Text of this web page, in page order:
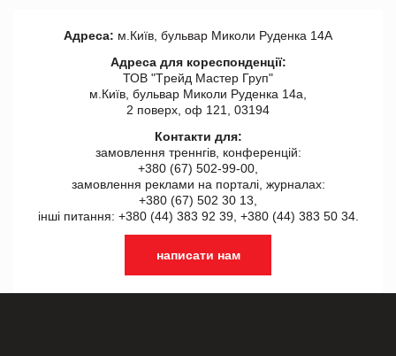
Адреса: м.Київ, бульвар Миколи Руденка 14А
Адреса для кореспонденції:
ТОВ "Tрейд Мастер Груп"
м.Київ, бульвар Миколи Руденка 14а,
2 поверх, оф 121, 03194
Контакти для:
замовлення треннгів, конференцій:
+380 (67) 502-99-00,
замовлення реклами на порталі, журналах:
+380 (67) 502 30 13,
інші питання: +380 (44) 383 92 39, +380 (44) 383 50 34.
написати нам